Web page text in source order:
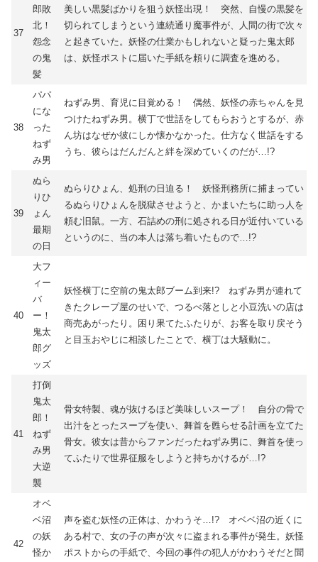
37
郎敗
北！
怨念
の鬼
髪
美しい黒髪ばかりを狙う妖怪出現！ 突然、自慢の黒髪を
切られてしまうという連続通り魔事件が、人間の街で次々
と起きていた。妖怪の仕業かもしれないと疑った鬼太郎
は、妖怪ポストに届いた手紙を頼りに調査を進める。
38
パパ
にな
った
ねず
み男
ねずみ男、育児に目覚める！ 偶然、妖怪の赤ちゃんを見
つけたねずみ男。横丁で世話をしてもらおうとするが、赤
ん坊はなぜか彼にしか懐かなかった。仕方なく世話をする
うち、彼らはだんだんと絆を深めていくのだが…!?
39
ぬら
りひ
ょん
最期
の日
ぬらりひょん、処刑の日迫る！ 妖怪刑務所に捕まってい
るぬらりひょんを脱獄させようと、かまいたちに助っ人を
頼む旧鼠。一方、石詰めの刑に処される日が近付いている
というのに、当の本人は落ち着いたもので…!?
40
大フ
ィー
バ
ー！
鬼太
郎グ
ッズ
妖怪横丁に空前の鬼太郎ブーム到来!? ねずみ男が連れて
きたクレープ屋のせいで、つるべ落としと小豆洗いの店は
商売あがったり。困り果てたふたりが、お客を取り戻そう
と目玉おやじに相談したことで、横丁は大騒動に。
41
打倒
鬼太
郎！
ねず
み男
大逆
襲
骨女特製、魂が抜けるほど美味しいスープ！ 自分の骨で
出汁をとったスープを使い、舞首を甦らせる計画を立てた
骨女。彼女は昔からファンだったねずみ男に、舞首を使っ
てふたりで世界征服をしようと持ちかけるが…!?
42
オベ
ベ沼
の妖
怪か
声を盗む妖怪の正体は、かわうそ…!? オベベ沼の近くに
ある村で、女の子の声が次々に盗まれる事件が発生。妖怪
ポストからの手紙で、今回の事件の犯人がかわうそだと聞